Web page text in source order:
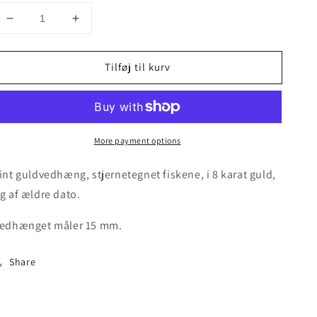
Decrease
for
i
Increase
for
Stjernetegn
i
fiskene
Tilføj til kurv
More payment options
guldvedhæng, stjernetegnet fiskene, i 8 karat guld,
af ældre dato.
måler 15 mm.
Share